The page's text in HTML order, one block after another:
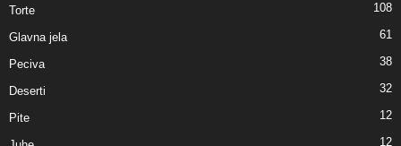
Torte 108
Glavna jela 61
Peciva 38
Deserti 32
Pite 12
12